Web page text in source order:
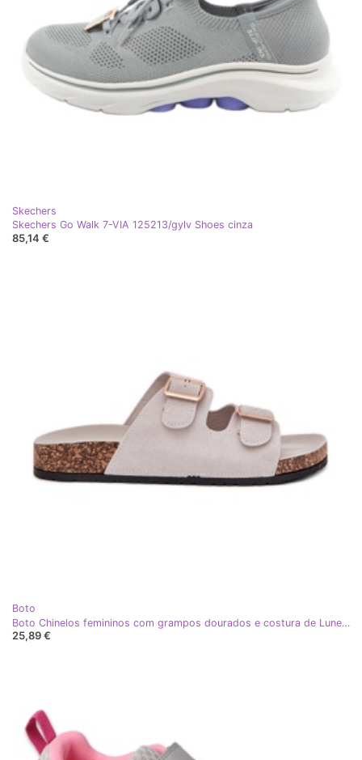
Skechers
Skechers Go Walk 7-VIA 125213/gylv Shoes cinza
85,14 €
Boto
Boto Chinelos femininos com grampos dourados e costura de Luner Grey cinza
25,89 €